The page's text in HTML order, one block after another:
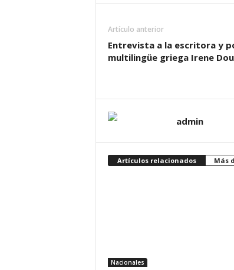
Artículo anterior
Entrevista a la escritora y
multilingüe griega Irene
admin
Artículos relacionados Más
Nacionales